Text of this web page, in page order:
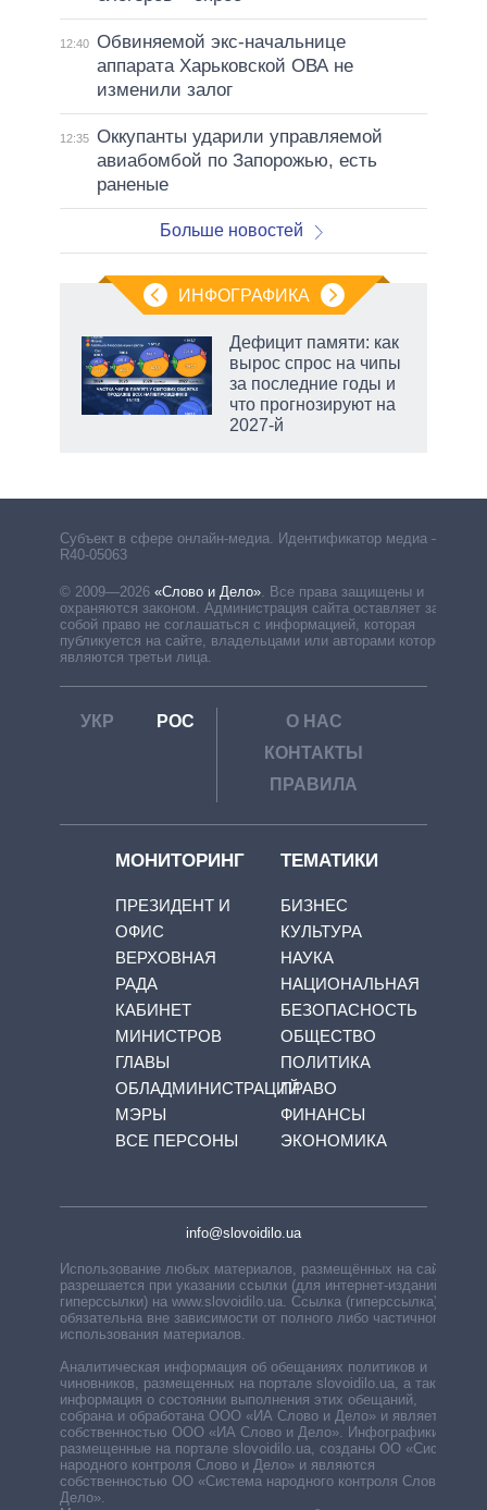
12:40 Обвиняемой экс-начальнице
аппарата Харьковской ОВА не
изменили залог
12:35 Оккупанты ударили управляемой
авиабомбой по Запорожью, есть
раненые
Больше новостей
ИНФОГРАФИКА
Дефицит памяти: как
вырос спрос на чипы
за последние годы и
что прогнозируют на
2027-й
Субъект в сфере онлайн-медиа. Идентификатор медиа –
R40-05063
© 2009—2026 «Слово и Дело». Все права защищены и
охраняются законом. Администрация сайта оставляет за
собой право не соглашаться с информацией, которая
публикуется на сайте, владельцами или авторами которой
являются третьи лица.
УКР РОС
О НАС
КОНТАКТЫ
ПРАВИЛА
МОНИТОРИНГ
ПРЕЗИДЕНТ И
ОФИС
ВЕРХОВНАЯ
РАДА
КАБИНЕТ
МИНИСТРОВ
ГЛАВЫ
ОБЛАДМИНИСТРАЦИЙ
МЭРЫ
ВСЕ ПЕРСОНЫ
ТЕМАТИКИ
БИЗНЕС
КУЛЬТУРА
НАУКА
НАЦИОНАЛЬНАЯ
БЕЗОПАСНОСТЬ
ОБЩЕСТВО
ПОЛИТИКА
ПРАВО
ФИНАНСЫ
ЭКОНОМИКА
info@slovoidilo.ua
Использование любых материалов, размещённых на сайте,
разрешается при указании ссылки (для интернет-изданий —
гиперссылки) на www.slovoidilo.ua. Ссылка (гиперссылка)
обязательна вне зависимости от полного либо частичного
использования материалов.
Аналитическая информация об обещаниях политиков и
чиновников, размещенных на портале slovoidilo.ua, а также
информация о состоянии выполнения этих обещаний,
собрана и обработана ООО «ИА Слово и Дело» и является
собственностью ООО «ИА Слово и Дело». Инфографики,
размещенные на портале slovoidilo.ua, созданы ОО «Система
народного контроля Слово и Дело» и являются
собственностью ОО «Система народного контроля Слово и
Дело».